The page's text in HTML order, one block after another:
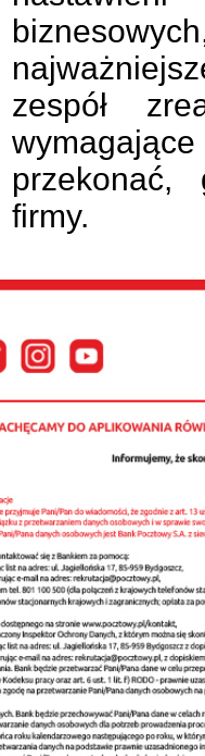
zespół
przekonać,
firmy.